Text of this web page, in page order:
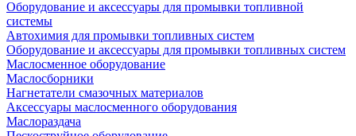
Оборудование и аксессуары для промывки топливной
системы
Автохимия для промывки топливных систем
Оборудование и аксессуары для промывки топливных систем
Маслосменное оборудование
Маслосборники
Нагнетатели смазочных материалов
Аксессуары маслосменного оборудования
Маслораздача